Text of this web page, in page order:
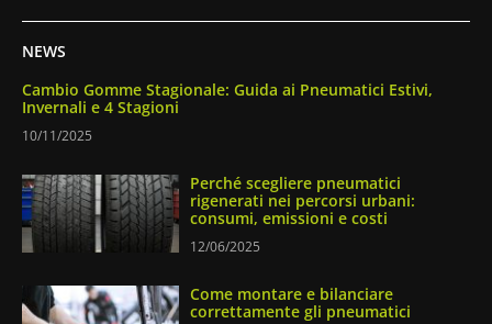
NEWS
Cambio Gomme Stagionale: Guida ai Pneumatici Estivi,
Invernali e 4 Stagioni
10/11/2025
Perché scegliere pneumatici
rigenerati nei percorsi urbani:
consumi, emissioni e costi
12/06/2025
Come montare e bilanciare
correttamente gli pneumatici